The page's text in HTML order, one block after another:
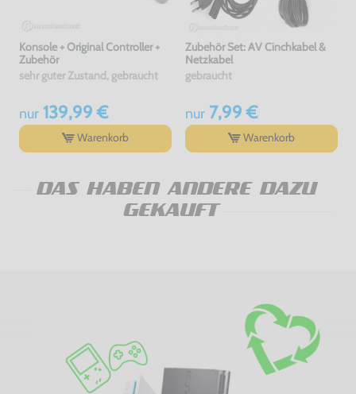
Konsole + Original Controller +
Zubehör
sehr guter Zustand, gebraucht
nur139,99 €
Warenkorb
Zubehör Set: AV Cinchkabel &
Netzkabel
gebraucht
nur7,99 €
Warenkorb
DAS HABEN ANDERE DAZU
GEKAUFT